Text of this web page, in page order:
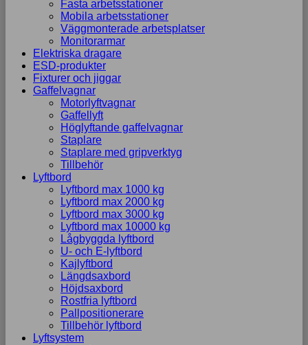
Fasta arbetsstationer
Mobila arbetsstationer
Väggmonterade arbetsplatser
Monitorarmar
Elektriska dragare
ESD-produkter
Fixturer och jiggar
Gaffelvagnar
Motorlyftvagnar
Gaffellyft
Höglyftande gaffelvagnar
Staplare
Staplare med gripverktyg
Tillbehör
Lyftbord
Lyftbord max 1000 kg
Lyftbord max 2000 kg
Lyftbord max 3000 kg
Lyftbord max 10000 kg
Lågbyggda lyftbord
U- och E-lyftbord
Kajlyftbord
Längdsaxbord
Höjdsaxbord
Rostfria lyftbord
Pallpositionerare
Tillbehör lyftbord
Lyftsystem